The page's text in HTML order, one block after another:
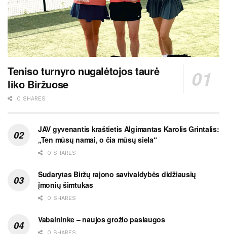
Teniso turnyro nugalėtojos taurė
liko Biržuose
0 SHARES
JAV gyvenantis kraštietis Algimantas Karolis Grintalis:
„Ten mūsų namai, o čia mūsų siela“
0 SHARES
Sudarytas Biržų rajono savivaldybės didžiausių
įmonių šimtukas
0 SHARES
Vabalninke – naujos grožio paslaugos
0 SHARES